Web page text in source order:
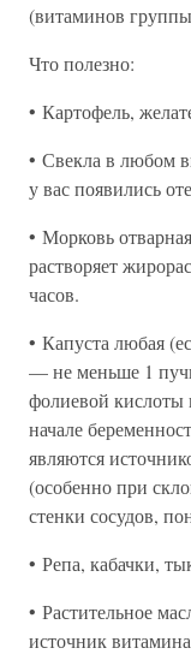
(витаминов
Что полезно:
• Картофель,
• Свекла в любом
у вас появились
• Морковь
растворяет
часов.
• Капуста любая
— не меньше 1
фолиевой кислоты
начале
являются
(особенно при
стенки сосудов,
• Репа, кабачки,
• Растительное
источник